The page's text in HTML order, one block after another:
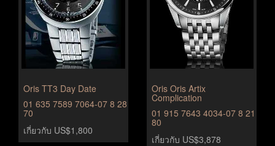
Oris TT3 Day Date
01 635 7589 7064-07 8 28
70
เกี่ยวกับ US$1,800
Oris Oris Artix
Complication
01 915 7643 4034-07 8 21
80
เกี่ยวกับ US$3,878